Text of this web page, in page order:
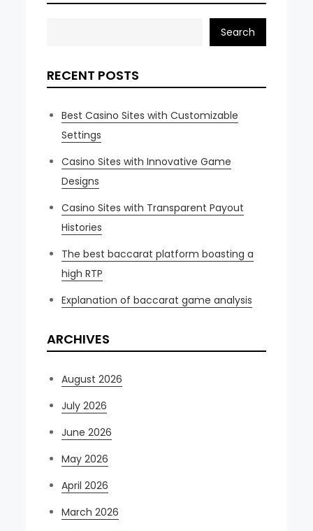
Search
RECENT POSTS
Best Casino Sites with Customizable
Settings
Casino Sites with Innovative Game
Designs
Casino Sites with Transparent Payout
Histories
The best baccarat platform boasting a
high RTP
Explanation of baccarat game analysis
ARCHIVES
August 2026
July 2026
June 2026
May 2026
April 2026
March 2026